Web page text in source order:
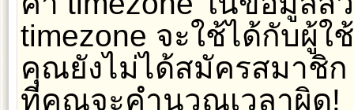
timezone จะใช้ได้กับผู้
คุณยังไม่ได้สมัครสมาชิ
ที่คุณจะคำนวณเวลาผิด!